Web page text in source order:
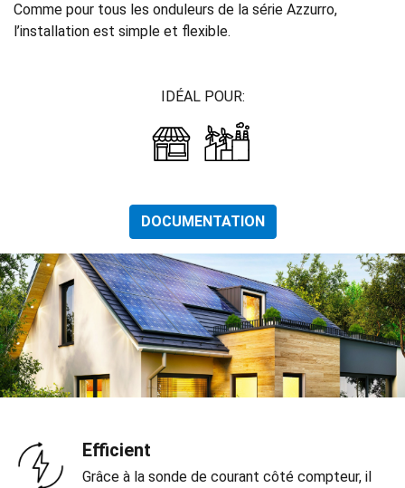
Comme pour tous les onduleurs de la série Azzurro,
l’installation est simple et flexible.
IDÉAL POUR:
DOCUMENTATION
Efficient
Grâce à la sonde de courant côté compteur, il